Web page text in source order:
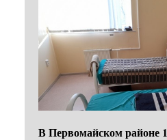
В Первомайском районе